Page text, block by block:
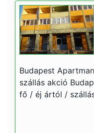
Budapest
szállás akció
fő / éj ártól /